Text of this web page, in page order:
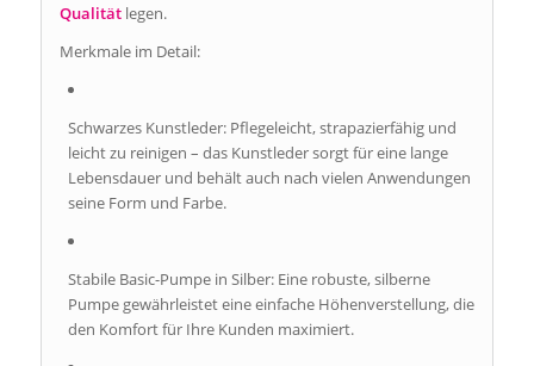
Qualitätlegen.
Merkmale im Detail:
Schwarzes Kunstleder: Pflegeleicht, strapazierfähig und
leicht zu reinigen – das Kunstleder sorgt für eine lange
Lebensdauer und behält auch nach vielen Anwendungen
seine Form und Farbe.
Stabile Basic-Pumpe in Silber: Eine robuste, silberne
Pumpe gewährleistet eine einfache Höhenverstellung, die
den Komfort für Ihre Kunden maximiert.